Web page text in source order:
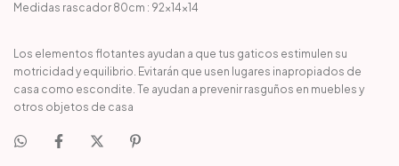
​Medidas rascador 80cm : 92x14x14
Los elementos flotantes ayudan a que tus gaticos estimulen su
motricidad y equilibrio. Evitarán que usen lugares inapropiados de
casa como escondite. Te ayudan a prevenir rasguños en muebles y
otros objetos de casa